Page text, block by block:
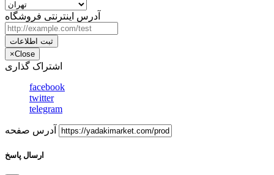
آدرس اینترنتی فروشگاه
ثبت اطلاعات
×Close
اشتراک گذاری
facebook
twitter
telegram
آدرس صفحه
ارسال پاسخ